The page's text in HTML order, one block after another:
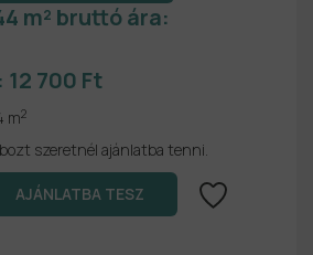
m² bruttó ára:
12 700 Ft
m2
szeretnél ajánlatba tenni.